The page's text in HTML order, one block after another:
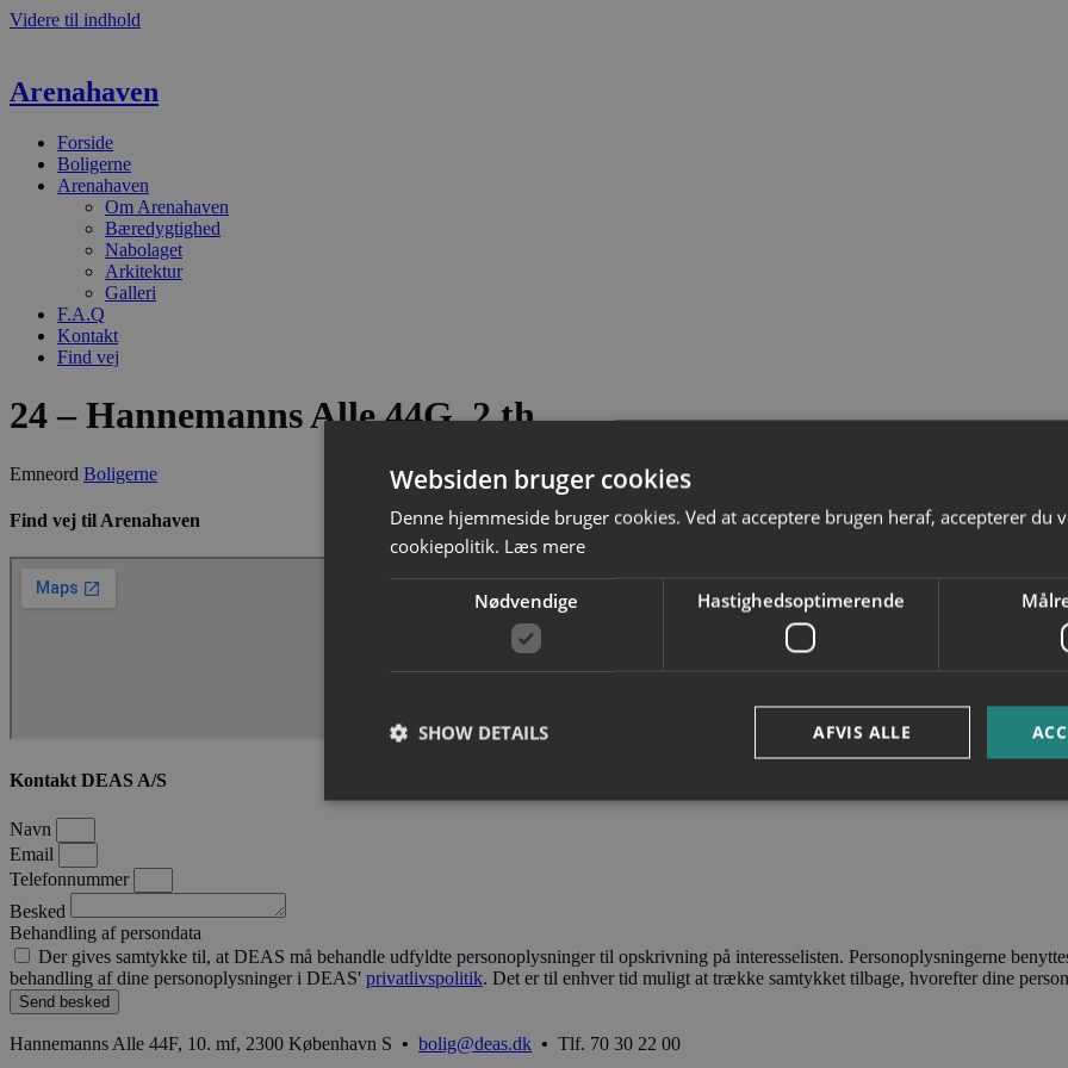
Videre til indhold
Arenahaven
Forside
Boligerne
Arenahaven
Om Arenahaven
Bæredygtighed
Nabolaget
Arkitektur
Galleri
F.A.Q
Kontakt
Find vej
24 – Hannemanns Alle 44G, 2 th
Emneord Boligerne
Find vej til Arenahaven
Kontakt DEAS A/S
Navn
Email
Telefonnummer
Besked
Behandling af persondata
Der gives samtykke til, at DEAS må behandle udfyldte personoplysninger til opskrivning på interesselisten. Personoplysningerne
behandling af dine personoplysninger i DEAS' privatlivspolitik. Det er til enhver tid muligt at trække samtykket tilbage, hvorefter dine
Send besked
Hannemanns Alle 44F, 10. mf, 2300 København S • bolig@deas.dk • Tlf. 70 30 22 00
Websiden bruger cookies
Denne hjemmeside bruger cookies. Ved at acceptere brugen heraf, accepterer du
cookiepolitik. Læs mere
Nødvendige Hastighedsoptimerende
AFVIS ALLE
SHOW DETAILS
Name
Provider /
Domain
Expiration Description